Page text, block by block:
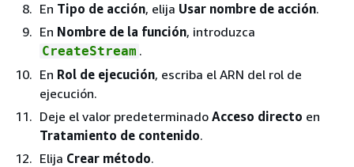
En Tipo de acción, elija Usar nombre de acción.
En Nombre de la función, introduzca
CreateStream .
En Rol de ejecución, escriba el ARN del rol de
ejecución.
Deje el valor predeterminado Acceso directo en
Tratamiento de contenido.
Elija Crear método.